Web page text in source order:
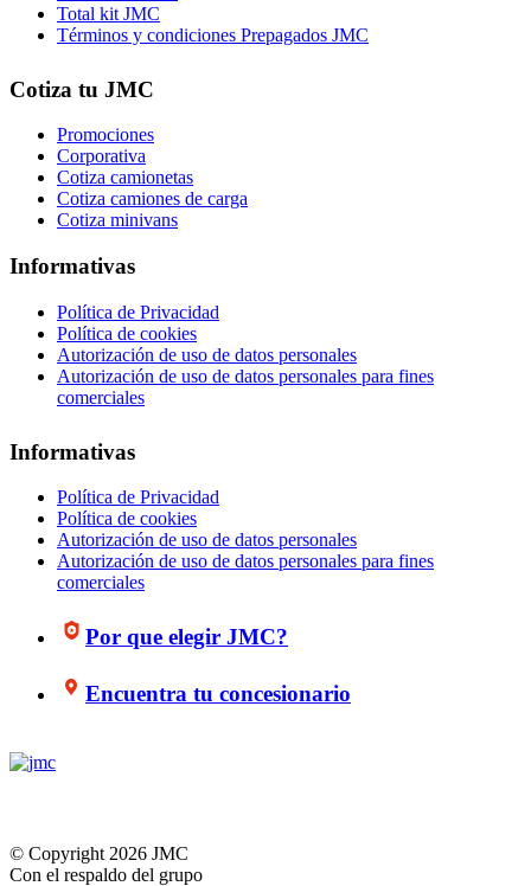
Total kit JMC
Términos y condiciones Prepagados JMC
Cotiza tu JMC
Promociones
Corporativa
Cotiza camionetas
Cotiza camiones de carga
Cotiza minivans
Informativas
Política de Privacidad
Política de cookies
Autorización de uso de datos personales
Autorización de uso de datos personales para fines
comerciales
Informativas
Política de Privacidad
Política de cookies
Autorización de uso de datos personales
Autorización de uso de datos personales para fines
comerciales
Por que elegir JMC?
Encuentra tu concesionario
© Copyright 2026 JMC
Con el respaldo del grupo